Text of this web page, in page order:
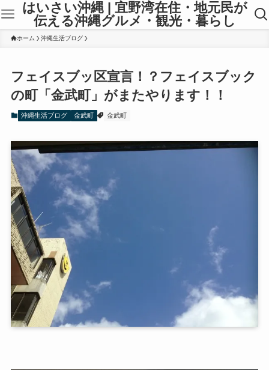
はいさい沖縄 | 宜野湾在住・地元民が
伝える沖縄グルメ・観光・暮らし
ホーム 沖縄生活ブログ
フェイスブッ区宣言！？フェイスブック
の町「金武町」がまたやります！！
沖縄生活ブログ 金武町 金武町